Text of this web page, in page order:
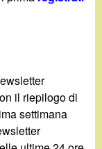
il riepilogo di
settimana